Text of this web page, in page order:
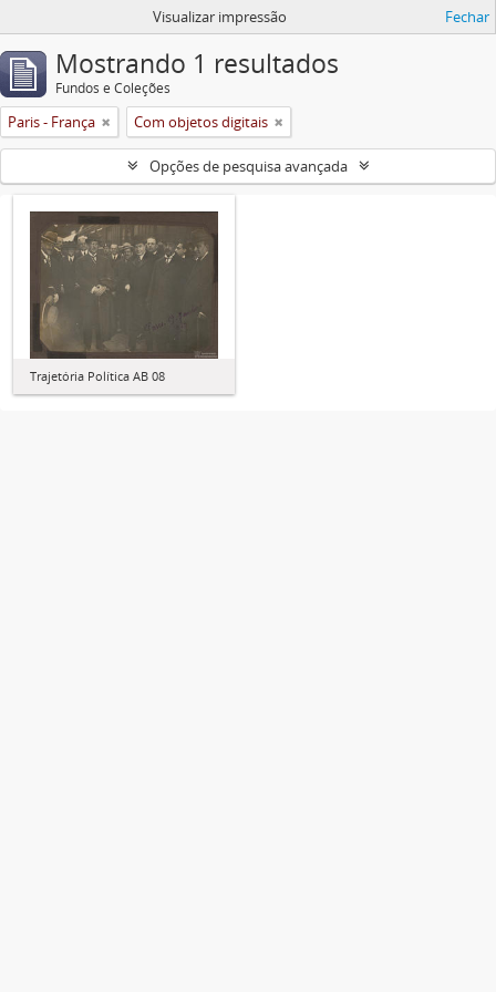
Visualizar impressão Fechar
Mostrando 1 resultados
Fundos e Coleções
Paris - França Com objetos digitais
Opções de pesquisa avançada
Trajetória Política AB 08